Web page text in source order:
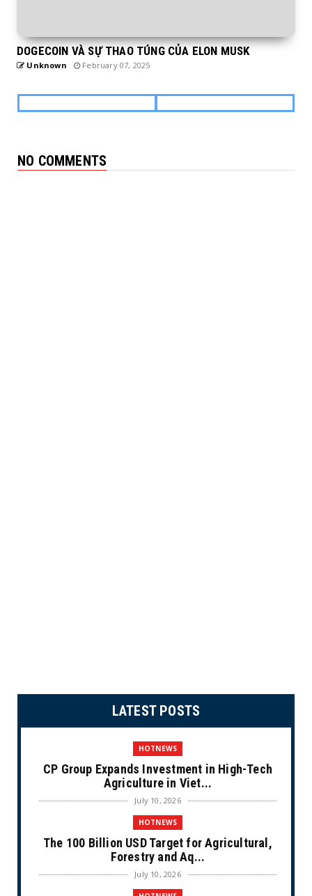
DOGECOIN VÀ SỰ THAO TÚNG CỦA ELON MUSK
Unknown February 07, 2025
NO COMMENTS
LATEST POSTS
HOTNEWS
CP Group Expands Investment in High-Tech
Agriculture in Viet...
July 10, 2026
HOTNEWS
The 100 Billion USD Target for Agricultural,
Forestry and Aq...
July 10, 2026